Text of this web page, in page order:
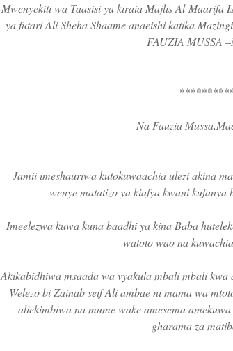
Mwenyekiti wa Taasisi ya kiraia Majlis Al-Maarifa
ya futari Ali Sheha Shaame anaeishi katika
FAUZIA MUSSA
Na Fauzia
Jamii imeshauriwa kutokuwaachia ulezi akina
wenye matatizo ya kiafya kwani
Imeelezwa kuwa kuna baadhi ya kina Baba
watoto wao na
Akikabidhiwa msaada wa vyakula mbali mbali
Welezo bi Zainab seif Ali ambae ni mama wa
aliekimbiwa na mume wake amesema
gharama za